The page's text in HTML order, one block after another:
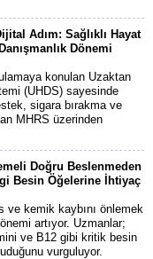
Adım: Sağlıklı Hayat
Dönemi
konulan Uzaktan
(UHDS) sayesinde
sigara bırakma ve
MHRS üzerinden
Doğru Beslenmeden
Besin Öğelerine İhtiyaç
ve kemik kaybını önlemek
artıyor. Uzmanlar;
ve B12 gibi kritik besin
vurguluyor.